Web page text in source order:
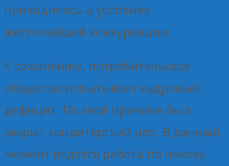
приходилось в условиях
жесточайшей конкуренции.
К сожалению, потребительское
общество испытывает кадровый
дефицит. По этой причине был
закрыт кондитерский цех. В данный
момент ведется работа по поиску